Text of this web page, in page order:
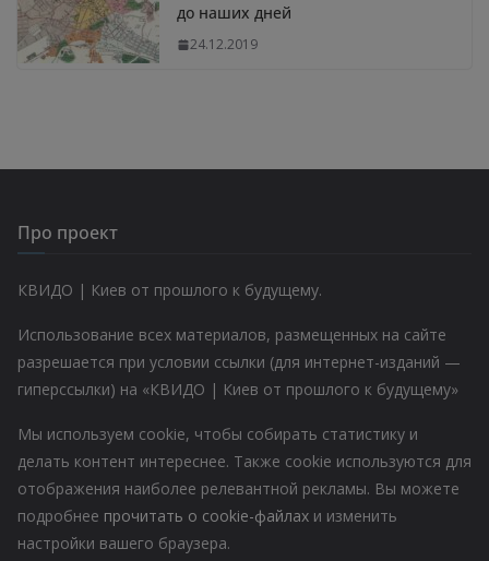
до наших дней
24.12.2019
Про проект
КВИДО | Киев от прошлого к будущему.
Использование всех материалов, размещенных на сайте
разрешается при условии ссылки (для интернет-изданий —
гиперссылки) на «КВИДО | Киев от прошлого к будущему»
Мы используем cookie, чтобы собирать статистику и
делать контент интереснее. Также cookie используются для
отображения наиболее релевантной рекламы. Вы можете
подробнее прочитать о cookie-файлах и изменить
настройки вашего браузера.